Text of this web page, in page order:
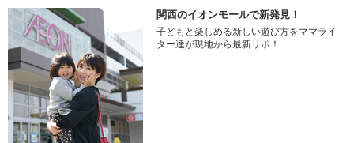
関西のイオンモールで新発見！
子どもと楽しめる新しい遊び方をママライ
ター達が現地から最新リポ！